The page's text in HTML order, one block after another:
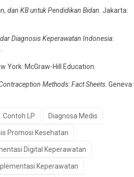
dan KB untuk Pendidikan Bidan . Jakarta:
Diagnosis Keperawatan Indonesia:
York: McGraw-Hill Education.
Methods: Fact Sheets . Geneva:
Contoh LP Diagnosa Medis
Promosi Kesehatan
Digital Keperawatan
Keperawatan